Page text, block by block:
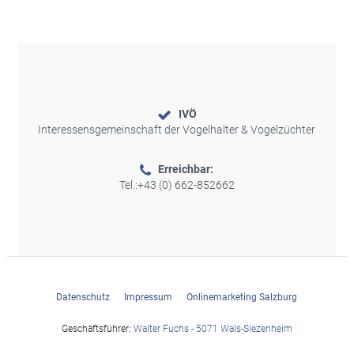
IVÖ
Interessensgemeinschaft der Vogelhalter & Vogelzüchter
Erreichbar:
Tel.:+43 (0) 662-852662
Datenschutz Impressum Onlinemarketing Salzburg
Geschäftsführer: Walter Fuchs - 5071 Wals-Siezenheim